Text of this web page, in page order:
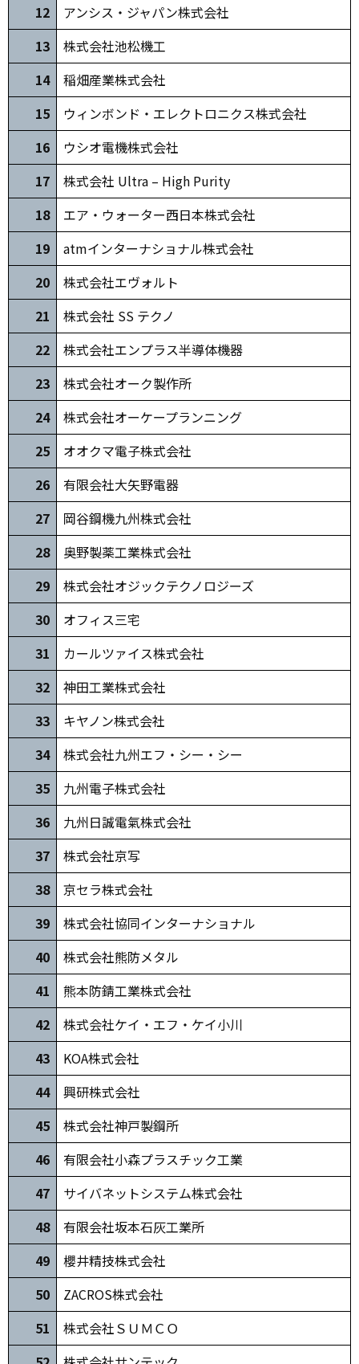
12
アンシス・ジャパン株式会社
13
株式会社池松機工
14
稲畑産業株式会社
15
ウィンボンド・エレクトロニクス株式会社
16
ウシオ電機株式会社
17
株式会社 Ultra – High Purity
18
エア・ウォーター西日本株式会社
19
atmインターナショナル株式会社
20
株式会社エヴォルト
21
株式会社 SS テクノ
22
株式会社エンプラス半導体機器
23
株式会社オーク製作所
24
株式会社オーケープランニング
25
オオクマ電子株式会社
26
有限会社大矢野電器
27
岡谷鋼機九州株式会社
28
奥野製薬工業株式会社
29
株式会社オジックテクノロジーズ
30
オフィス三宅
31
カールツァイス株式会社
32
神田工業株式会社
33
キヤノン株式会社
34
株式会社九州エフ・シー・シー
35
九州電子株式会社
36
九州日誠電氣株式会社
37
株式会社京写
38
京セラ株式会社
39
株式会社協同インターナショナル
40
株式会社熊防メタル
41
熊本防錆工業株式会社
42
株式会社ケイ・エフ・ケイ小川
43
KOA株式会社
44
興研株式会社
45
株式会社神戸製鋼所
46
有限会社小森プラスチック工業
47
サイバネットシステム株式会社
48
有限会社坂本石灰工業所
49
櫻井精技株式会社
50
ZACROS株式会社
51
株式会社ＳＵＭＣＯ